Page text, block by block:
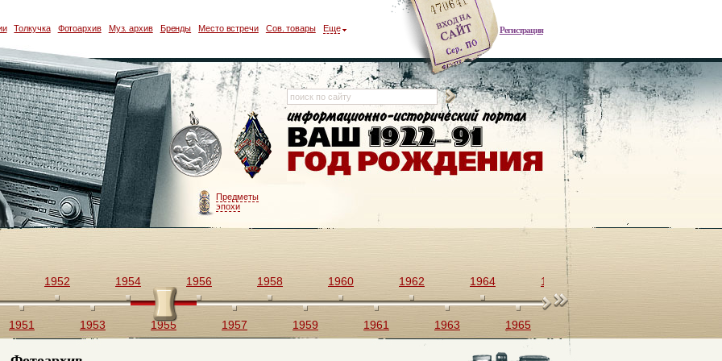
Регистрация
Толкучка Фотоархив Муз. архив Бренды Место встречи Сов. товары Еще
Предметы
эпохи
1951
1952
1953
1954
1955
1956
1957
1958
1959
1960
1961
1962
1963
1964
1965
1966